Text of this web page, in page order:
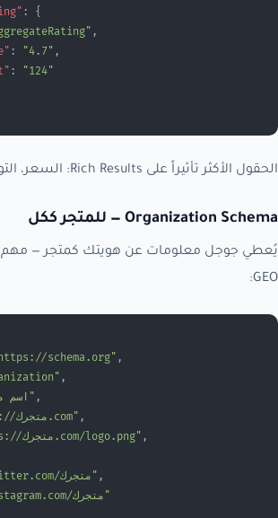
: {
,
: "4.7" ,
:
"124"
الحقول الأكثر تأثيراً على Rich Results: السعر، التوفر، والتقييم.
Organization Schema — للمتجر ككل
يُعطي جوجل معلومات عن هويتك كمتجر — مهم
GEO:
schema.org" ,
,
"اسم متجرك" ,
"https://متجرك.com" ,
"https://متجرك.com/logo.png" ,
    "https://twitter.com/متجرك"
,
    "https://instagram.com/متجرك"